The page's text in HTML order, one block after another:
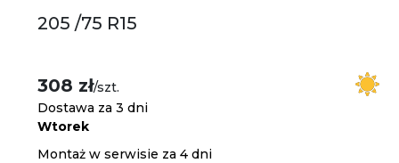
205 /75 R15
308 zł/szt.
Dostawa za 3 dni
Wtorek
Montaż w serwisie za 4 dni